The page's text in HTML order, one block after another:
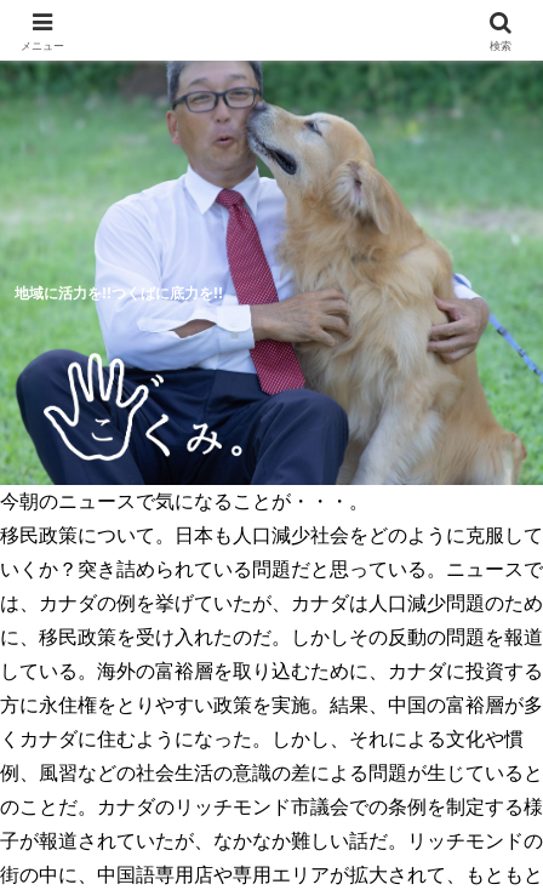
地域に活力を!!つくばに底力を!!
5つのつくば市の未来予想図
プロフィール 明日へのシート
お問い合わせ
今朝のニュースで気になることが・・・。
移民政策について。日本も人口減少社会をどのように克服して
いくか？突き詰められている問題だと思っている。ニュースで
は、カナダの例を挙げていたが、カナダは人口減少問題のため
に、移民政策を受け入れたのだ。しかしその反動の問題を報道
している。海外の富裕層を取り込むために、カナダに投資する
方に永住権をとりやすい政策を実施。結果、中国の富裕層が多
くカナダに住むようになった。しかし、それによる文化や慣
例、風習などの社会生活の意識の差による問題が生じていると
のことだ。カナダのリッチモンド市議会での条例を制定する様
子が報道されていたが、なかなか難しい話だ。リッチモンドの
街の中に、中国語専用店や専用エリアが拡大されて、もともと
メニュー 検索